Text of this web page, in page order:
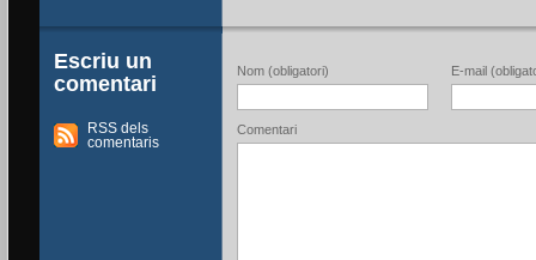
Escriu un
comentari
RSS dels
comentaris
Nom (obligatori) E-mail
Comentari